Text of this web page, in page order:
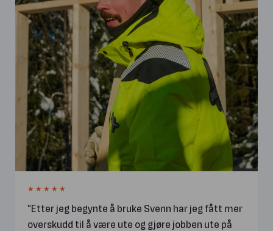
★★★★★
Etter jeg begynte å bruke Svenn har jeg fått mer
overskudd til å være ute og gjøre jobben ute på